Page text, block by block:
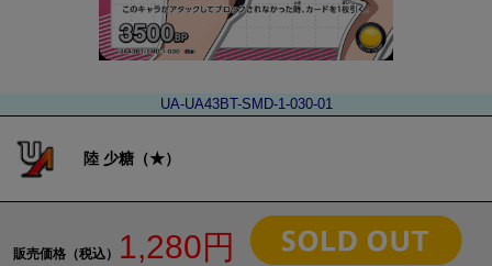
UA-UA43BT-SMD-1-030-01
陸 少糖（★）
販売価格（税込） 1,280円